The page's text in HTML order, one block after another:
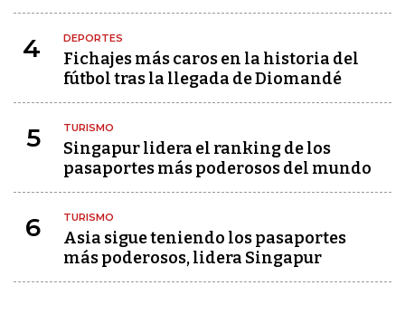
4 DEPORTES
Fichajes más caros en la historia del
fútbol tras la llegada de Diomandé
5 TURISMO
Singapur lidera el ranking de los
pasaportes más poderosos del mundo
6 TURISMO
Asia sigue teniendo los pasaportes
más poderosos, lidera Singapur